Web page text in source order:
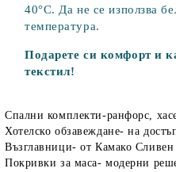
40°C. Да не се използва
температура.
Подарете си комфорт и
текстил!
Спални комплекти-ранфорс,
Хотелско обзавеждане- на
Възглавници- от Камако Сливен
Покривки за маса- модерни